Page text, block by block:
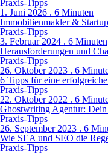
Praxis-Tipps
1. Juni 2026 . 6 Minuten
Immobilienmakler &
Praxis-Tipps
3. Februar 2024 . 6 Minuten
Herausforderungen und
Praxis-Tipps
26. Oktober 2023 . 6
6 Tipps für eine
Praxis-Tipps
22. Oktober 2022 . 6
Ghostwriting Agentur:
Praxis-Tipps
26. September 2023 . 6
Wie SEA und SEO die
Praxis-Tipps